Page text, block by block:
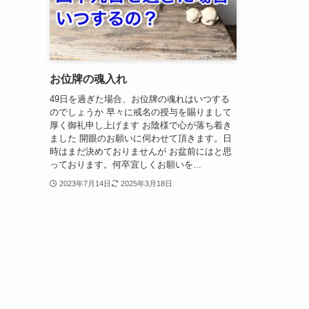
お位牌の魂入れ
49日を過ぎた場合、お位牌の魂れはいつする
のでしょうか 早々に戒名の授与を賜りまして
厚く御礼申し上げます お陰様で心が落ち着き
ました 開眼のお願いに伺わせて頂きます。日
時はまだ決めておりませんが お盆前にはと思
っております。何卒宜しくお願いを...
2023年7月14日 2025年3月18日